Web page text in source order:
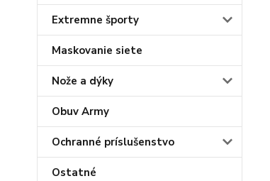
Extremne športy
Maskovanie siete
Nože a dýky
Obuv Army
Ochranné príslušenstvo
Ostatné